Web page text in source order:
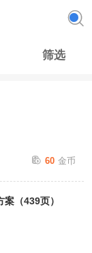
筛选
60 金币
（439页）